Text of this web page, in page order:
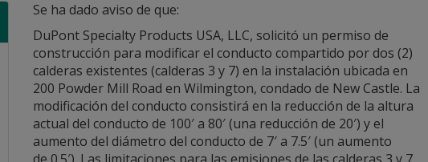
Se ha dado aviso de que:
DuPont Specialty Products USA, LLC, solicitó un permiso de
construcción para modificar el conducto compartido por dos (2)
calderas existentes (calderas 3 y 7) en la instalación ubicada en
200 Powder Mill Road en Wilmington, condado de New Castle. La
modificación del conducto consistirá en la reducción de la altura
actual del conducto de 100′ a 80′ (una reducción de 20′) y el
aumento del diámetro del conducto de 7′ a 7.5′ (un aumento